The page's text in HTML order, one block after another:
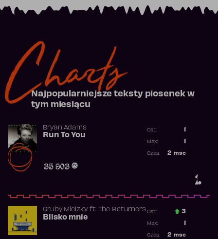
Charts
Najpopularniejsze teksty piosenek w
tym miesiącu
1.
Bryan Adams
Run To You
35 903
Ost.:
Max:
2 msc
Czas:
Gruby Mielzkyft. The Returners
Blisko mnie
Ost.: 3
Max:
2 msc
Czas: